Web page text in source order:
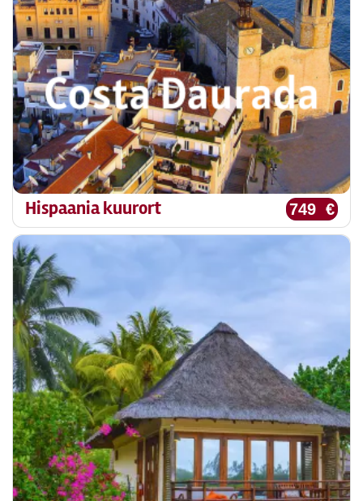
749 €
Hispaania kuurort